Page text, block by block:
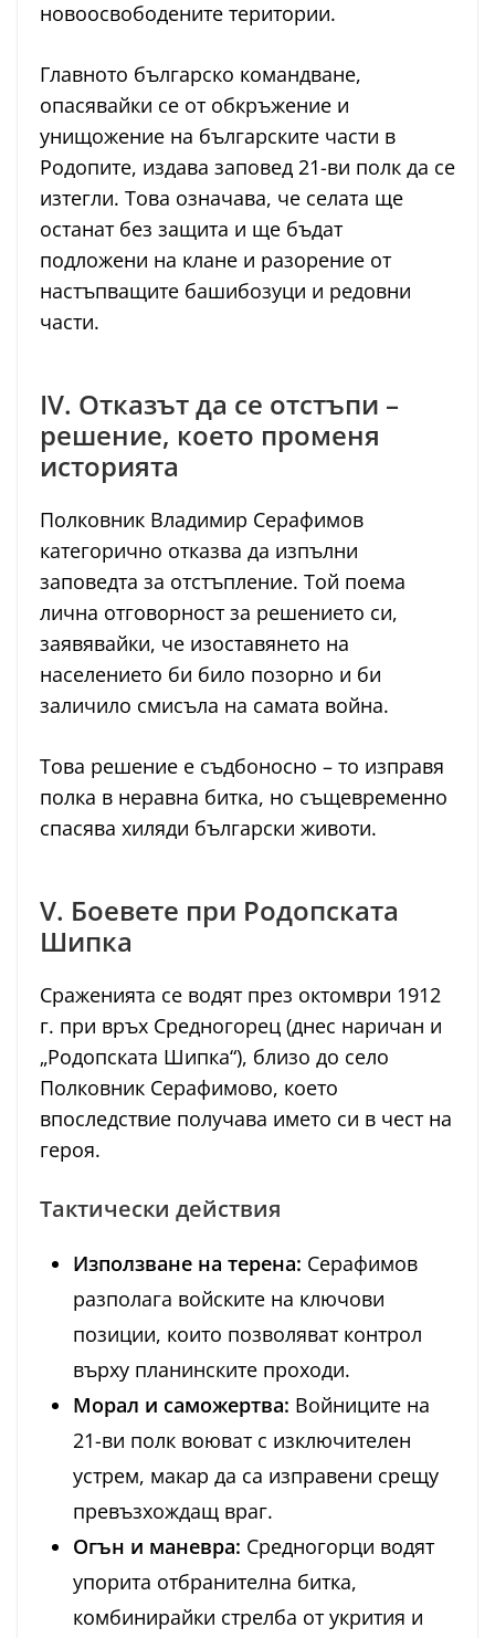
новоосвободените територии.
Главното българско командване,
опасявайки се от обкръжение и
унищожение на българските части в
Родопите, издава заповед 21-ви полк да се
изтегли. Това означава, че селата ще
останат без защита и ще бъдат
подложени на клане и разорение от
настъпващите башибозуци и редовни
части.
IV. Отказът да се отстъпи –
решение, което променя
историята
Полковник Владимир Серафимов
категорично отказва да изпълни
заповедта за отстъпление. Той поема
лична отговорност за решението си,
заявявайки, че изоставянето на
населението би било позорно и би
заличило смисъла на самата война.
Това решение е съдбоносно – то изправя
полка в неравна битка, но същевременно
спасява хиляди български животи.
V. Боевете при Родопската
Шипка
Сраженията се водят през октомври 1912
г. при връх Средногорец (днес наричан и
„Родопската Шипка“), близо до село
Полковник Серафимово, което
впоследствие получава името си в чест на
героя.
Тактически действия
Използване на терена: Серафимов
разполага войските на ключови
позиции, които позволяват контрол
върху планинските проходи.
Морал и саможертва: Войниците на
21-ви полк воюват с изключителен
устрем, макар да са изправени срещу
превъзхождащ враг.
Огън и маневра: Средногорци водят
упорита отбранителна битка,
комбинирайки стрелба от укрития и